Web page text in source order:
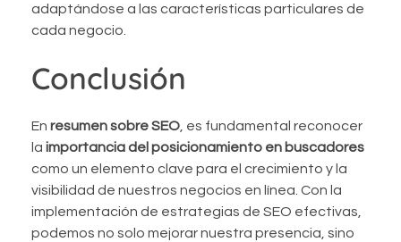
adaptándose a las características particulares de
cada negocio.
Conclusión
En resumen sobre SEO , es fundamental reconocer
la importancia del posicionamiento en buscadores
como un elemento clave para el crecimiento y la
visibilidad de nuestros negocios en línea. Con la
implementación de estrategias de SEO efectivas,
podemos no solo mejorar nuestra presencia, sino